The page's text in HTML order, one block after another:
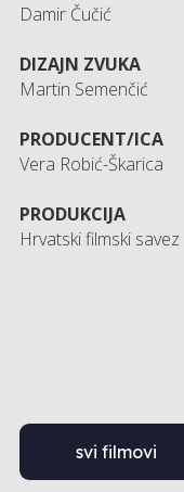
Damir Čučić
DIZAJN ZVUKA
Martin Semenčić
PRODUCENT/ICA
Vera Robić-Škarica
PRODUKCIJA
Hrvatski filmski savez
svi filmovi